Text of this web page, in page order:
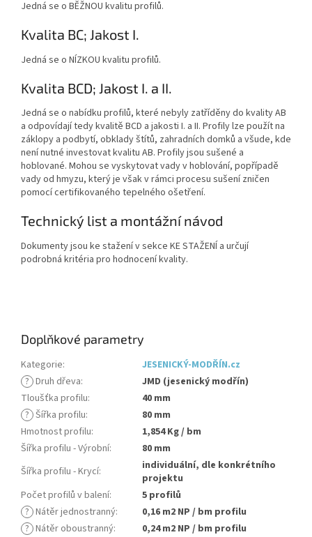
Jedná se o BĚŽNOU kvalitu profilů.
Kvalita BC; Jakost I.
Jedná se o NÍZKOU kvalitu profilů.
Kvalita BCD; Jakost I. a II.
Jedná se o nabídku profilů, které nebyly zatříděny do kvality AB
a odpovídají tedy kvalitě BCD a jakosti I. a II. Profily lze použít na
záklopy a podbytí, obklady štítů, zahradních domků a všude, kde
není nutné investovat kvalitu AB. Profily jsou sušené a
hoblované. Mohou se vyskytovat vady v hoblování, popřípadě
vady od hmyzu, který je však v rámci procesu sušení zničen
pomocí certifikovaného tepelného ošetření.
Technický list a montážní návod
Dokumenty jsou ke stažení v sekce KE STAŽENÍ a určují
podrobná kritéria pro hodnocení kvality.
Doplňkové parametry
Kategorie:
JESENICKÝ-MODŘÍN.cz
? Druh dřeva:
JMD (jesenický modřín)
Tloušťka profilu:
40 mm
? Šířka profilu:
80 mm
Hmotnost profilu:
1,854 Kg / bm
Šířka profilu - Výrobní:
80 mm
Šířka profilu - Krycí:
individuální, dle konkrétního
projektu
Počet profilů v balení:
5 profilů
? Nátěr jednostranný:
0,16 m2 NP / bm profilu
? Nátěr oboustranný:
0,24 m2 NP / bm profilu